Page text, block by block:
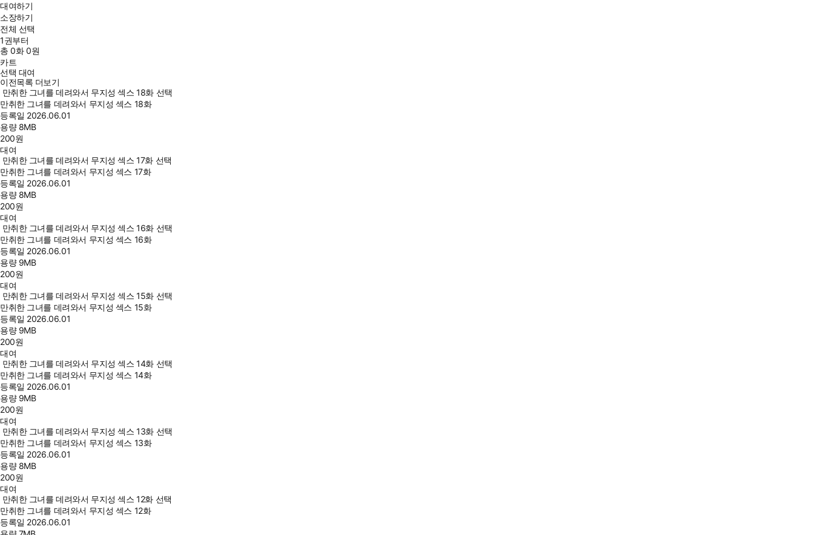
대여하기
소장하기
전체 선택
1권부터
총0화0원
카트
선택 대여
이전목록 더보기
만취한 그녀를 데려와서 무지성 섹스 18화 선택
만취한 그녀를 데려와서 무지성 섹스 18화
등록일 2026.06.01
용량 8MB
200원
대여
만취한 그녀를 데려와서 무지성 섹스 17화 선택
만취한 그녀를 데려와서 무지성 섹스 17화
등록일 2026.06.01
용량 8MB
200원
대여
만취한 그녀를 데려와서 무지성 섹스 16화 선택
만취한 그녀를 데려와서 무지성 섹스 16화
등록일 2026.06.01
용량 9MB
200원
대여
만취한 그녀를 데려와서 무지성 섹스 15화 선택
만취한 그녀를 데려와서 무지성 섹스 15화
등록일 2026.06.01
용량 9MB
200원
대여
만취한 그녀를 데려와서 무지성 섹스 14화 선택
만취한 그녀를 데려와서 무지성 섹스 14화
등록일 2026.06.01
용량 9MB
200원
대여
만취한 그녀를 데려와서 무지성 섹스 13화 선택
만취한 그녀를 데려와서 무지성 섹스 13화
등록일 2026.06.01
용량 8MB
200원
대여
만취한 그녀를 데려와서 무지성 섹스 12화 선택
만취한 그녀를 데려와서 무지성 섹스 12화
등록일 2026.06.01